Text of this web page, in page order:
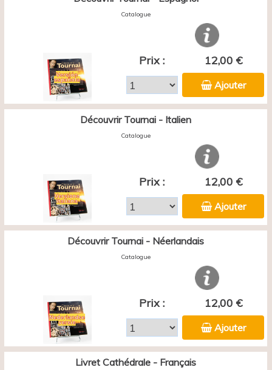
Catalogue
Prix : 12,00 €
Ajouter
Découvrir Tournai - Italien
Catalogue
Prix : 12,00 €
Ajouter
Découvrir Tournai - Néerlandais
Catalogue
Prix : 12,00 €
Ajouter
Livret Cathédrale - Français